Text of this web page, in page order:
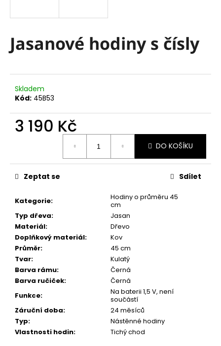
Jasanové hodiny s čísly
Skladem
Kód: 45B53
3 190 Kč
DO KOŠÍKU
Kategorie:
Hodiny o průměru 45
cm
Typ dřeva:
Jasan
Materiál:
Dřevo
Doplňkový materiál:
Kov
Průměr:
45 cm
Tvar:
Kulatý
Barva rámu:
Černá
Barva ručiček:
Černá
Funkce:
Na baterii 1,5 V, není
součástí
Záruční doba:
24 měsíců
Typ:
Nástěnné hodiny
Vlastnosti hodin: Tichý chod
Zeptat se Sdílet
í
t
HLEDAT
o
p
u
u
e
m
e